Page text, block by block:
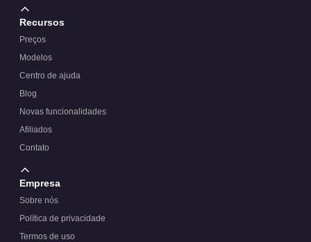
Recursos
Preços
Modelos
Centro de ajuda
Blog
Novas funcionalidades
Afiliados
Contato
Empresa
Sobre nós
Política de privacidade
Termos de uso